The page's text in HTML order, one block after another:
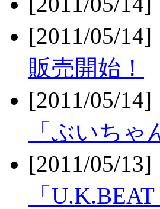
[2011/05/
販売開始！
[2011/05/
「ぶいちゃ
[2011/05/
「